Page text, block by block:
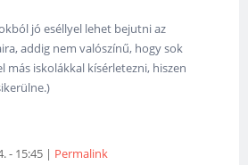
jó eséllyel lehet bejutni az
addig nem valószínű, hogy sok
más iskolákkal kísérletezni, hiszen
- 15:45 | Permalink